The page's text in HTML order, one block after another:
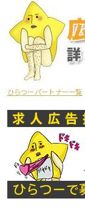
ひらつーパートナー一覧